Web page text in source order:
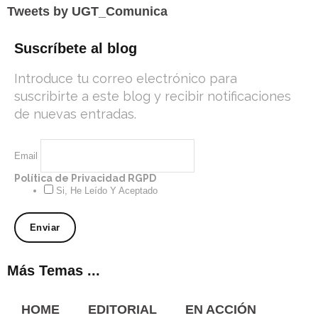
Tweets by UGT_Comunica
Suscríbete al blog
Introduce tu correo electrónico para
suscribirte a este blog y recibir notificaciones
de nuevas entradas.
Email
Política de Privacidad RGPD
Si, He Leído Y Aceptado
Más Temas ...
HOME EDITORIAL EN ACCIÓN